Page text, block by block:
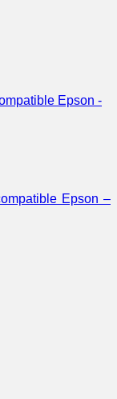
Epson –